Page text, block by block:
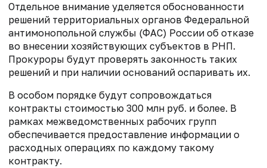
Отдельное внимание уделяется обоснованности
решений территориальных органов Федеральной
антимонопольной службы (ФАС) России об отказе
во внесении хозяйствующих субъектов в РНП.
Прокуроры будут проверять законность таких
решений и при наличии оснований оспаривать их.
В особом порядке будут сопровождаться
контракты стоимостью 300 млн руб. и более. В
рамках межведомственных рабочих групп
обеспечивается предоставление информации о
расходных операциях по каждому такому
контракту.